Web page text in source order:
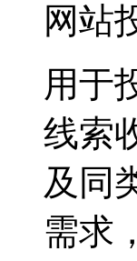
网站
用于
线索
及同
需求